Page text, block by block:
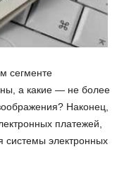
сегменте
а какие — не более
Наконец,
платежей,
системы электронных